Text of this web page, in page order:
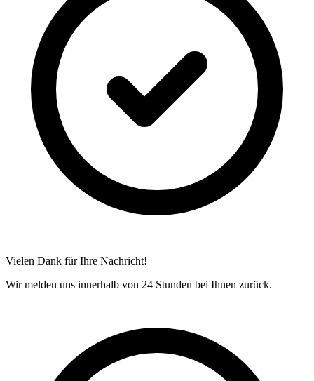
Vielen Dank für Ihre Nachricht!
Wir melden uns innerhalb von 24 Stunden bei Ihnen zurück.